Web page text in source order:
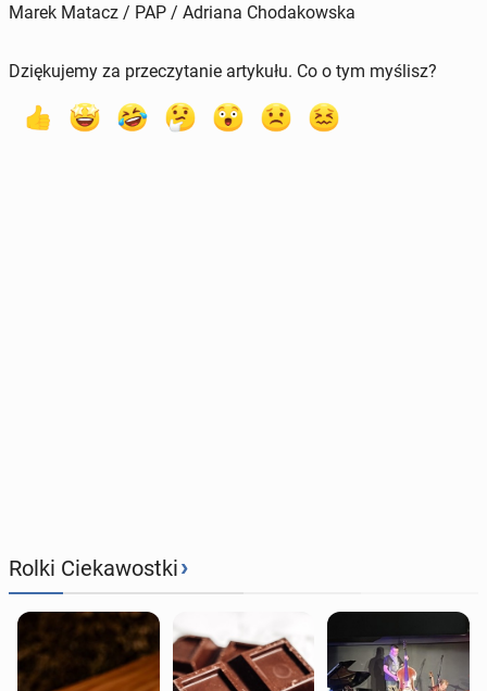
Marek Matacz / PAP / Adriana Chodakowska
Dziękujemy za przeczytanie artykułu. Co o tym myślisz?
Rolki Ciekawostki›